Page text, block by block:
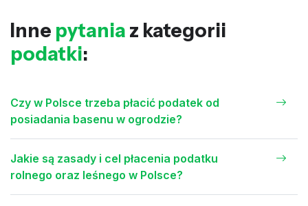
Inne pytania z kategorii
podatki:
Czy w Polsce trzeba płacić podatek od
posiadania basenu w ogrodzie?
Jakie są zasady i cel płacenia podatku
rolnego oraz leśnego w Polsce?